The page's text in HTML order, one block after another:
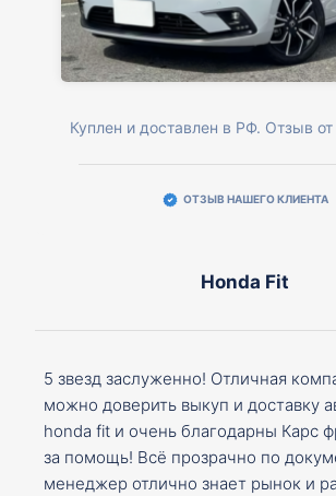
Куплен и доставлен в РФ. Отзыв
ОТЗЫВ НАШЕГО КЛИЕНТА
Honda Fit
5 звезд заслуженно! Отличная
можно доверить выкуп и доставку
honda fit и очень благодарны Карс
за помощь! Всё прозрачно по
менеджер отлично знает рынок и